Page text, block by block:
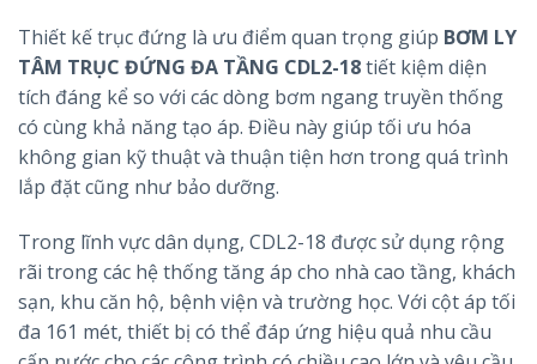
Thiết kế trục đứng là ưu điểm quan trọng giúp BƠM LY
TÂM TRỤC ĐỨNG ĐA TẦNG CDL2-18tiết kiệm diện
tích đáng kể so với các dòng bơm ngang truyền thống
có cùng khả năng tạo áp. Điều này giúp tối ưu hóa
không gian kỹ thuật và thuận tiện hơn trong quá trình
lắp đặt cũng như bảo dưỡng.
Trong lĩnh vực dân dụng, CDL2-18 được sử dụng rộng
rãi trong các hệ thống tăng áp cho nhà cao tầng, khách
sạn, khu căn hộ, bệnh viện và trường học. Với cột áp tối
đa 161 mét, thiết bị có thể đáp ứng hiệu quả nhu cầu